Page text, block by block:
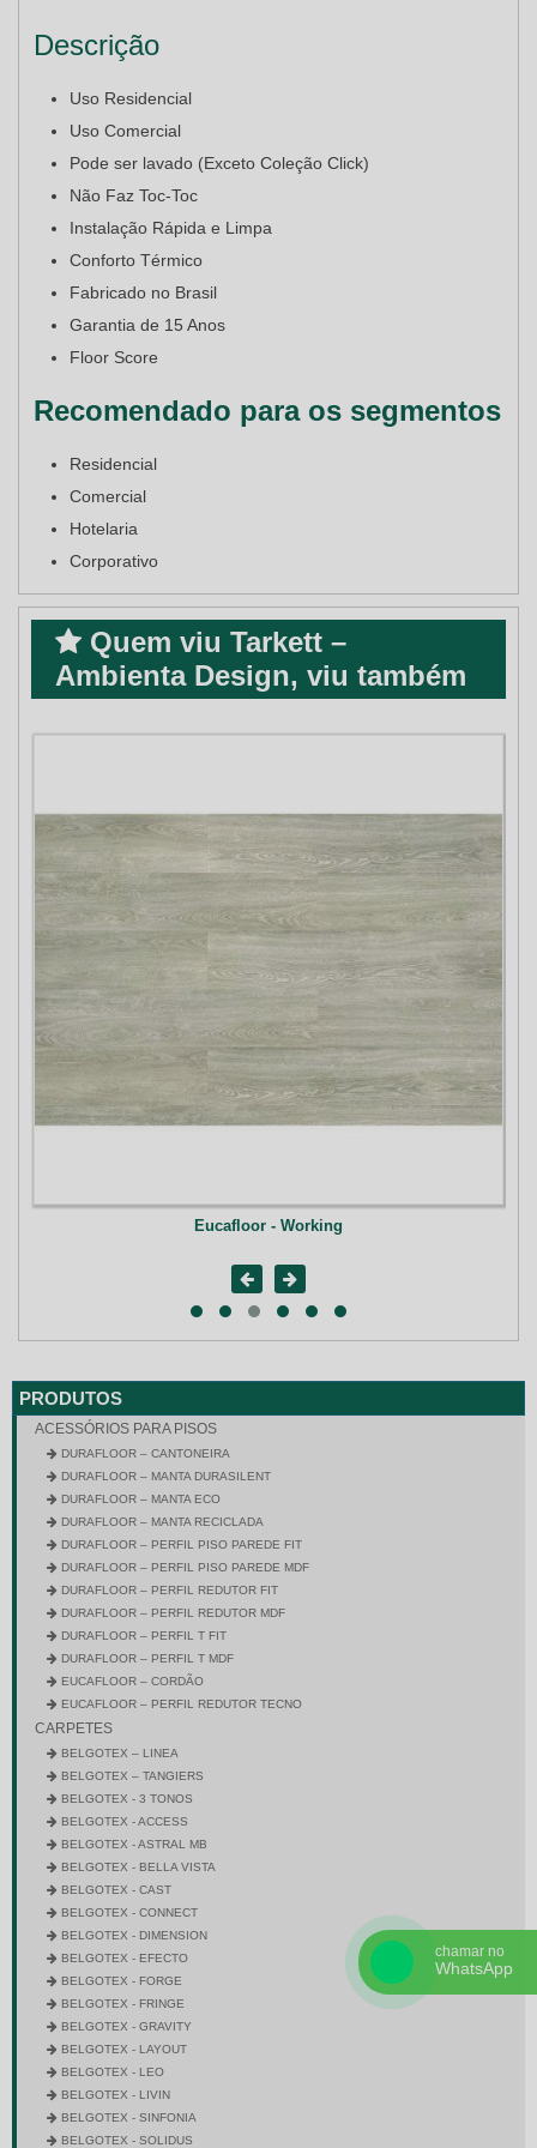
Descrição
Uso Residencial
Uso Comercial
Pode ser lavado (Exceto Coleção Click)
Não Faz Toc-Toc
Instalação Rápida e Limpa
Conforto Térmico
Fabricado no Brasil
Garantia de 15 Anos
Floor Score
Recomendado para os segmentos
Residencial
Comercial
Hotelaria
Corporativo
Quem viu Tarkett –
Ambienta Design, viu também
Eucafloor - Working
PRODUTOS
ACESSÓRIOS PARA PISOS
DURAFLOOR – CANTONEIRA
DURAFLOOR – MANTA DURASILENT
DURAFLOOR – MANTA ECO
DURAFLOOR – MANTA RECICLADA
DURAFLOOR – PERFIL PISO PAREDE FIT
DURAFLOOR – PERFIL PISO PAREDE MDF
DURAFLOOR – PERFIL REDUTOR FIT
DURAFLOOR – PERFIL REDUTOR MDF
DURAFLOOR – PERFIL T FIT
DURAFLOOR – PERFIL T MDF
EUCAFLOOR – CORDÃO
EUCAFLOOR – PERFIL REDUTOR TECNO
CARPETES
BELGOTEX – LINEA
BELGOTEX – TANGIERS
BELGOTEX - 3 TONOS
BELGOTEX - ACCESS
BELGOTEX - ASTRAL MB
BELGOTEX - BELLA VISTA
BELGOTEX - CAST
BELGOTEX - CONNECT
BELGOTEX - DIMENSION
BELGOTEX - EFECTO
BELGOTEX - FORGE
BELGOTEX - FRINGE
BELGOTEX - GRAVITY
BELGOTEX - LAYOUT
BELGOTEX - LEO
BELGOTEX - LIVIN
BELGOTEX - SINFONIA
BELGOTEX - SOLIDUS
chamar no
WhatsApp